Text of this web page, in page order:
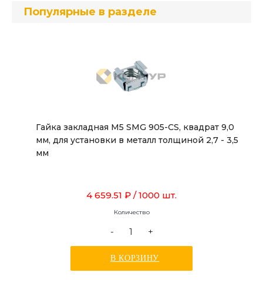
Популярные в разделе
Гайка закладная М5 SMG 905-CS, квадрат 9,0
мм, для установки в металл толщиной 2,7 - 3,5
мм
4 659.51 ₽ / 1000 шт.
Количество
- +
В КОРЗИНУ